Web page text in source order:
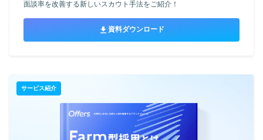
面談率を改善する新しいスカウト手法をご紹介！
資料ダウンロード